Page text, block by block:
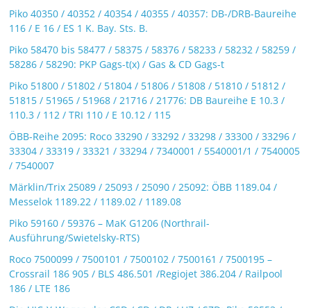
Piko 40350 / 40352 / 40354 / 40355 / 40357: DB-/DRB-Baureihe
116 / E 16 / ES 1 K. Bay. Sts. B.
Piko 58470 bis 58477 / 58375 / 58376 / 58233 / 58232 / 58259 /
58286 / 58290: PKP Gags-t(x) / Gas & CD Gags-t
Piko 51800 / 51802 / 51804 / 51806 / 51808 / 51810 / 51812 /
51815 / 51965 / 51968 / 21716 / 21776: DB Baureihe E 10.3 /
110.3 / 112 / TRI 110 / E 10.12 / 115
ÖBB-Reihe 2095: Roco 33290 / 33292 / 33298 / 33300 / 33296 /
33304 / 33319 / 33321 / 33294 / 7340001 / 5540001/1 / 7540005
/ 7540007
Märklin/Trix 25089 / 25093 / 25090 / 25092: ÖBB 1189.04 /
Messelok 1189.22 / 1189.02 / 1189.08
Piko 59160 / 59376 – MaK G1206 (Northrail-
Ausführung/Swietelsky-RTS)
Roco 7500099 / 7500101 / 7500102 / 7500161 / 7500195 –
Crossrail 186 905 / BLS 486.501 /Regiojet 386.204 / Railpool
186 / LTE 186